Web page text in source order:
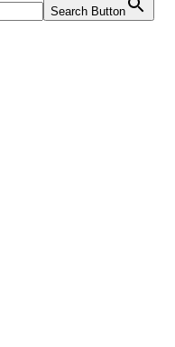
Search Button